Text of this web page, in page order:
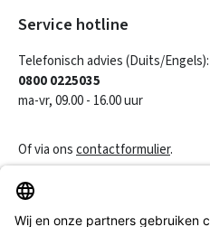
Service hotline
Telefonisch advies (Duits/Engels):
0800 0225035
ma-vr, 09.00 - 16.00 uur
Of via onscontactformulier.